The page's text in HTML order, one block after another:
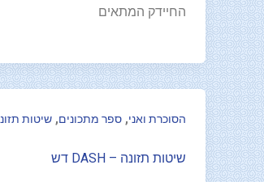
החיידק המתאים
הסוכרת ואני, ספר מתכונים, שיטות
שיטות תזונה – DASH דש